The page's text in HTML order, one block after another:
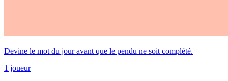
Devine le mot du jour avant que le pendu ne soit complété.
1 joueur